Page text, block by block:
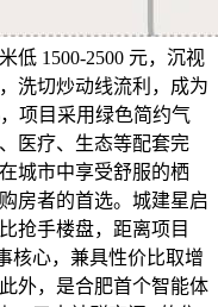
低 1500-2500 元，沉视
洗切炒动线流利，成为
项目采用绿色简约气
医疗、生态等配套完
城市中享受舒服的栖
房者的首选。城建星启
抢手楼盘，距离项目
核心，兼具性价比取增
外，是合肥首个智能体